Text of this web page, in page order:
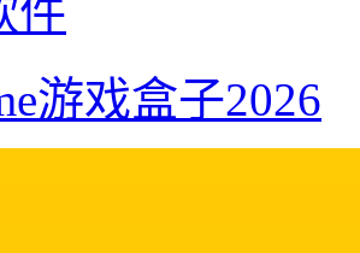
件
游戏盒子2026